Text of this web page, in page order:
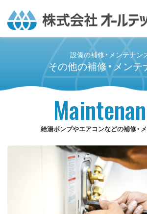
設備の補修・メンテナン
その他の補修・メンテ
給湯ポンプやエアコンなどの補修・
ボイラー・熱交換器の補修・メンテナンス
その他の補修・メンテナンス
家庭向け補修サービス
施工事例